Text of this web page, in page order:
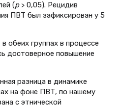
(р > 0,05). Рецидив
ПВТ был зафиксирован у 5
обеих группах в процессе
достоверное повышение
разница в динамике
на фоне ПВТ, по нашему
с этнической